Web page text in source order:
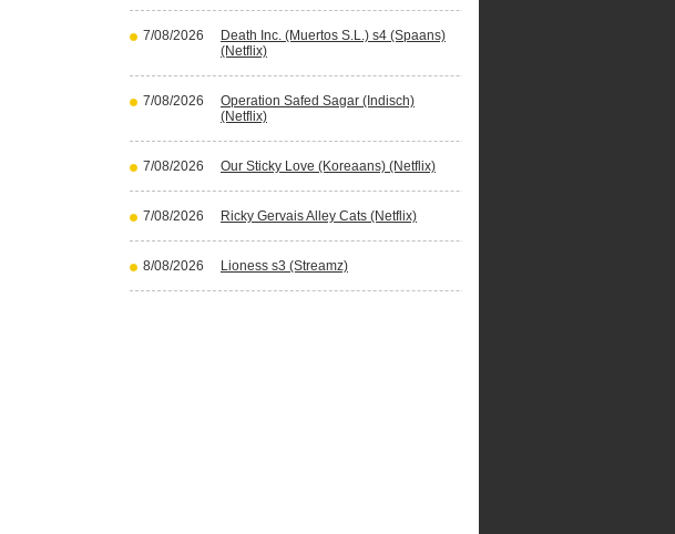
7/08/2026
Death Inc. (Muertos S.L.) s4 (Spaans)
(Netflix)
7/08/2026
Operation Safed Sagar (Indisch)
(Netflix)
7/08/2026 Our Sticky Love (Koreaans) (Netflix)
7/08/2026 Ricky Gervais Alley Cats (Netflix)
8/08/2026 Lioness s3 (Streamz)